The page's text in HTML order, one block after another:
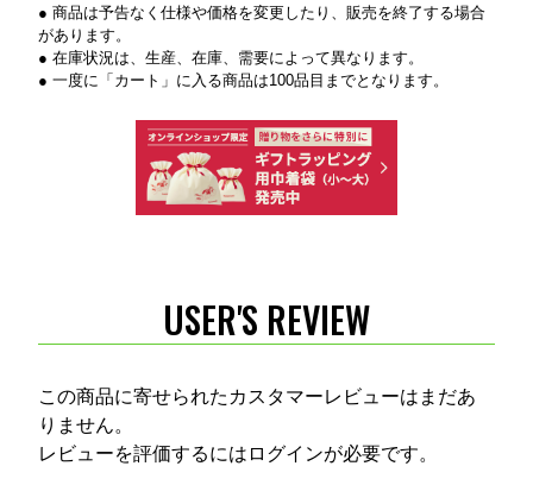
● 商品は予告なく仕様や価格を変更したり、販売を終了する場合
があります。
● 在庫状況は、生産、在庫、需要によって異なります。
● 一度に「カート」に入る商品は100品目までとなります。
USER'S REVIEW
この商品に寄せられたカスタマーレビューはまだあ
りません。
レビューを評価するには ログインが必要です。